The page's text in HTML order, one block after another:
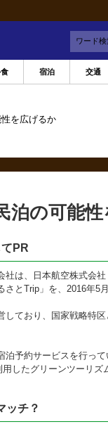
ワード検
宿泊 交通
を広げるか
泊の可能
PR
は、日本航空株式会
とTrip」を、2016年5
ており、国家戦略特
予約サービスを行っ
したグリーンツーリズ
ッチ？